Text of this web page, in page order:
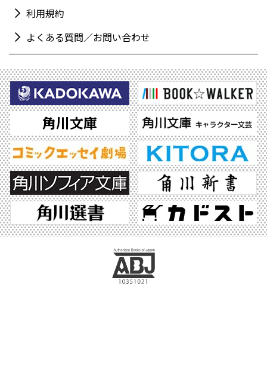
利用規約
よくある質問／お問い合わせ